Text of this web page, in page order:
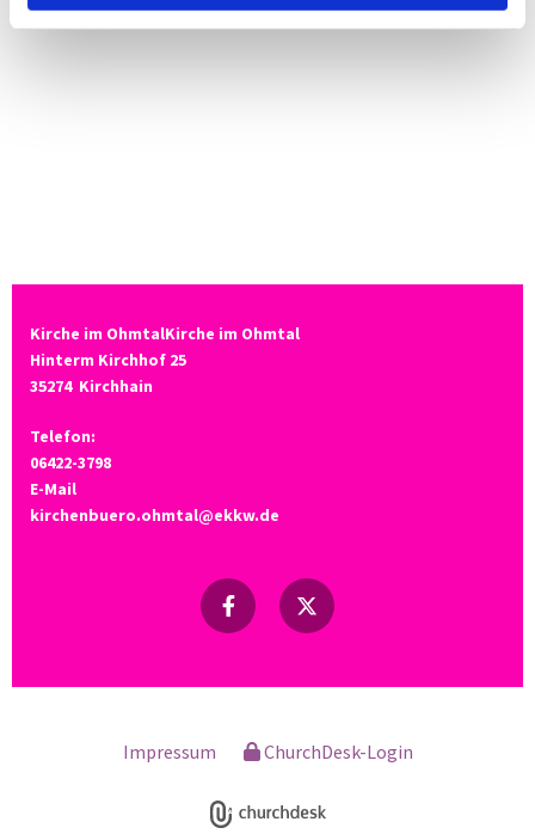
Kirche im OhmtalKirche im Ohmtal
Hinterm Kirchhof 25
35274 Kirchhain
Telefon:
06422-3798
E-Mail
kirchenbuero.ohmtal@ekkw.de
Impressum ChurchDesk-Login